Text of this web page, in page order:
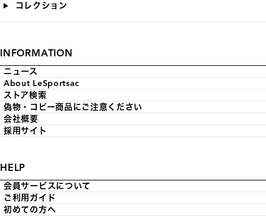
コレクション
INFORMATION
ニュース
About LeSportsac
ストア検索
偽物・コピー商品にご注意ください
会社概要
採用サイト
HELP
会員サービスについて
ご利用ガイド
初めての方へ